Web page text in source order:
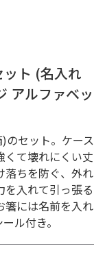
ト (名入れ
アルファベッ
のセット。ケース
くて壊れにくい丈
落ちを防ぐ、外れ
を入れて引っ張る
箸には名前を入れ
ル付き。